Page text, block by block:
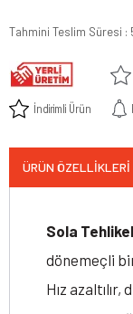
Tahmini Teslim Süresi :
İndirimli Ürün
ÜRÜN ÖZELLIKLERI
Sola
dönemeçli
Hız